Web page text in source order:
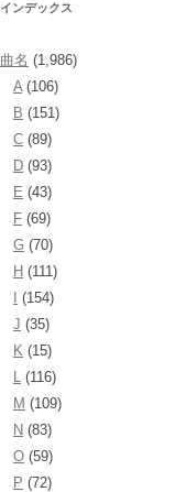
インデックス
曲名 (1,986)
A(106)
B (151)
C (89)
D (93)
E (43)
F (69)
G (70)
H (111)
(154)
J (35)
K (15)
L (116)
M (109)
N (83)
O (59)
P (72)